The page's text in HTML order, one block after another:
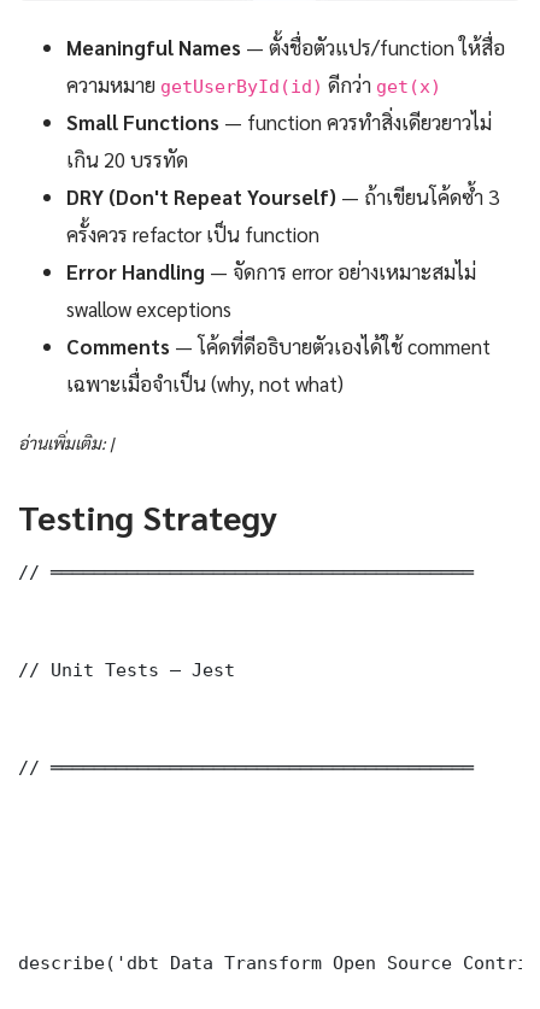
Meaningful Names — ตั้งชื่อตัวแปร/function ให้สื่อ
ความหมาย getUserById(id) ดีกว่า get(x)
Small Functions — function ควรทำสิ่งเดียวยาวไม่
เกิน 20 บรรทัด
DRY (Don't Repeat Yourself) — ถ้าเขียนโค้ดซ้ำ 3
ครั้งควร refactor เป็น function
Error Handling — จัดการ error อย่างเหมาะสมไม่
swallow exceptions
Comments — โค้ดที่ดีอธิบายตัวเองได้ใช้ comment
เฉพาะเมื่อจำเป็น (why, not what)
อ่านเพิ่มเติม: |
Testing Strategy
// ═══════════════════════════════════════
// Unit Tests — Jest
// ═══════════════════════════════════════
describe('dbt Data Transform Open Source